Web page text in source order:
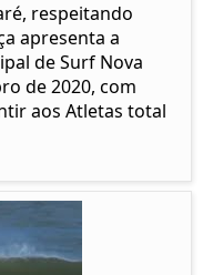
respeitando
apresenta a
de Surf Nova
de 2020, com
aos Atletas total